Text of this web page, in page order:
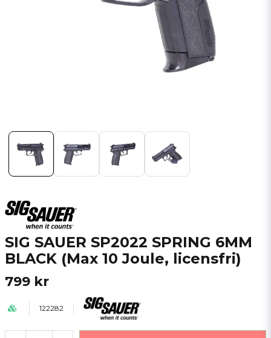
SIG SAUER SP2022 SPRING 6MM
BLACK (Max 10 Joule, licensfri)
799 kr
122282